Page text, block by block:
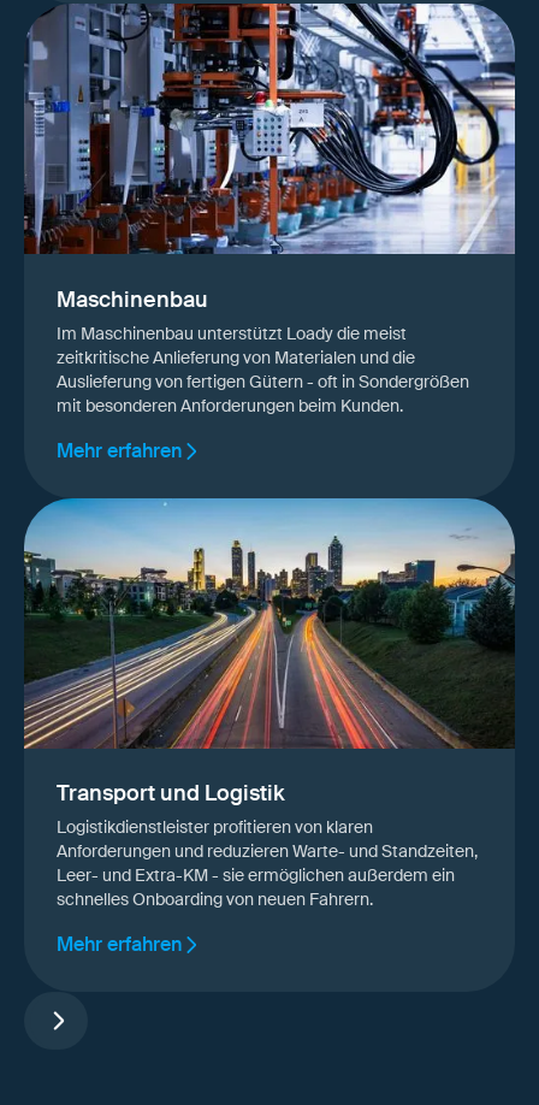
Maschinenbau
Im Maschinenbau unterstützt Loady die meist
zeitkritische Anlieferung von Materialen und die
Auslieferung von fertigen Gütern - oft in Sondergrößen
mit besonderen Anforderungen beim Kunden.
Mehr erfahren
Transport und Logistik
Logistikdienstleister profitieren von klaren
Anforderungen und reduzieren Warte- und Standzeiten,
Leer- und Extra-KM - sie ermöglichen außerdem ein
schnelles Onboarding von neuen Fahrern.
Mehr erfahren